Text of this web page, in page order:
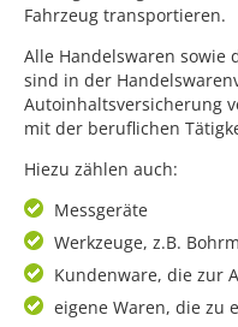
Fahrzeug transportieren.
Alle Handelswaren sowie
sind in der
Autoinhaltsversicherung
mit der beruflichen
Hiezu zählen auch:
Messgeräte
Werkzeuge, z.B.
Kundenware, die zur
eigene Waren, die zu